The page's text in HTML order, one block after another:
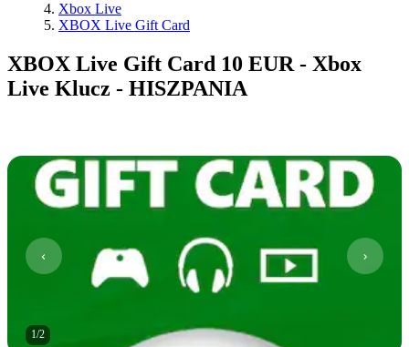
Xbox Live
XBOX Live Gift Card
XBOX Live Gift Card 10 EUR - Xbox
Live Klucz - HISZPANIA
1/2